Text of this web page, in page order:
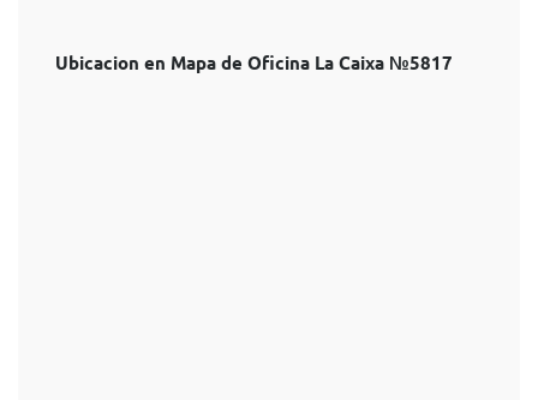
Ubicacion en Mapa de Oficina La Caixa №5817